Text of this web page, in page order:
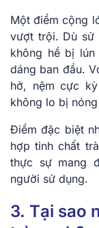
Một điểm cộng
vượt trội. Dù sử
không hề bị
dáng ban đầu.
hở, nệm cực
không lo bị
Điểm đặc biệt
hợp tinh chất
thực sự mang
người sử dụng.
3. Tại sao